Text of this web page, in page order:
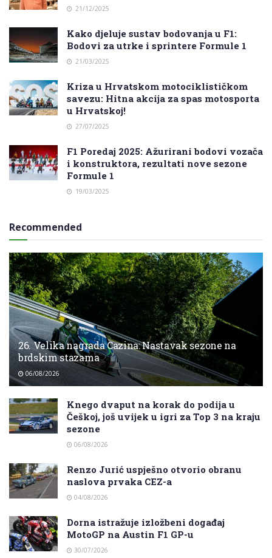
21/12/2025
Kako djeluje sustav bodovanja u F1:
Bodovi za utrke i sprintere Formule 1
21/03/2025
Kriza u Hrvatskom motociklističkom
savezu: Hitna akcija za spas motosporta
u Hrvatskoj!
27/07/2025
F1 Poredaj 2025: Ažurirani bodovi vozača
i konstruktora, rezultati nove sezone
Formule 1
19/03/2025
Recommended
26. Velika nagrada Cazina: Nastavak sezone na
brdskim stazama
06/08/2026
Knego dvaput na korak do podija u
Češkoj, još uvijek u igri za Top 3 na kraju
sezone
06/08/2026
Renzo Jurić uspješno otvorio obranu
naslova prvaka CEZ-a
04/08/2026
Dorna istražuje izložbeni događaj
MotoGP na Austin F1 GP-u
30/07/2026